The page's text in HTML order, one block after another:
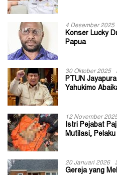
4 Desember 2025
Konser Lucky
Papua
30 Oktober 2025
PTUN
Yahukimo
12 November
Istri Pejabat
Mutilasi,
20 Januari 2026
Gereja yang